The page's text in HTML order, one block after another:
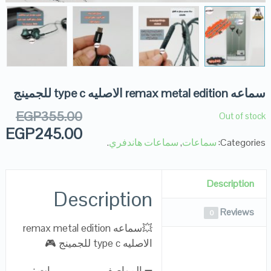
سماعه remax metal edition الاصليه type c للجمينج
EGP355.00
EGP245.00
Out of stock
Categories: سماعات,سماعات هاندفري.
Description
Reviews
0
Description
💥سماعه remax metal edition
الاصليه type c للجمينج 🎮